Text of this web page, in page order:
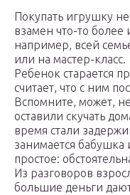
Покупать игрушку
взамен что-то более
например, всей
или на мастер-класс.
Ребенок старается
считает, что с ним
Вспомните, может,
оставили скучать
время стали
занимается
простое:
Из разговоров
большие деньги